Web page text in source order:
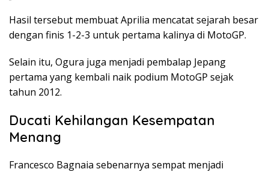
Hasil tersebut membuat Aprilia mencatat sejarah besar
dengan finis 1-2-3 untuk pertama kalinya di MotoGP.
Selain itu, Ogura juga menjadi pembalap Jepang
pertama yang kembali naik podium MotoGP sejak
tahun 2012.
Ducati Kehilangan Kesempatan
Menang
Francesco Bagnaia sebenarnya sempat menjadi